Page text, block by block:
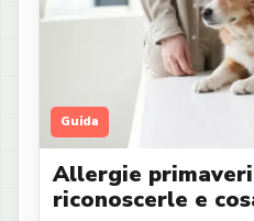
Guida
Allergie
riconoscerle e